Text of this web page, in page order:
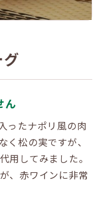
ん
ったナポリ風の肉
く松の実ですが、
用してみました。
、赤ワインに非常